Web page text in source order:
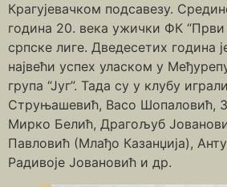
Крагујевачком подсавезу.
година 20. века ужички ФК “Први
српске лиге. Дведесетих година
највећи успех уласком у
група “Југ”. Тада су у клубу
Струњашевић, Васо Шопаловић,
Мирко Белић, Драгољуб
Павловић (Млађо Казанџија),
Радивоје Јовановић и др.